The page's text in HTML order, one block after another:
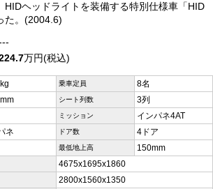
HIDヘッドライトを装備する特別仕様車「HID
た。(2004.6)
万円(税込)
乗車定員 8名
シート列数 3列
ミッション インパネ4AT
ネ ドア数 4ドア
最低地上高 150mm
4675x1695x1860
2800x1560x1350